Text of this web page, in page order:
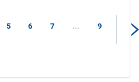
5 6 7 ... 9